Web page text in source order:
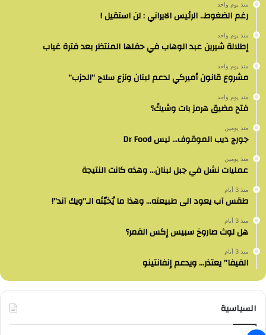
منذ يوم واحد
رغم الضغوط.. الرئيس الايراني : لن استقيل !
منذ يوم واحد
إطلالة شيرين عبد الوهاب في حفلها المنتظر بعد فترة غياب
منذ يوم واحد
مشروع قانون أميركي لدعم لبنان ونزع سلاح “الحزب”
منذ يوم واحد
فتح مضيق هرمز بات وشيكً؟
منذ يومين
جورج ديب الموقوف… ليس Dr Food
منذ يومين
عمليات نشل في جبل لبنان… وهذه كانت النتيجة
منذ 3 أيام
طقس آب يعود الى طبيعته… وهذا ما يُخبّئه الـ”ويك آند”!
منذ 3 أيام
هل لوث صاروخ سبيس إكس القمر؟
منذ 3 أيام
الفيفا” يعتذر… ويدعم إنفانتينو
السياسية